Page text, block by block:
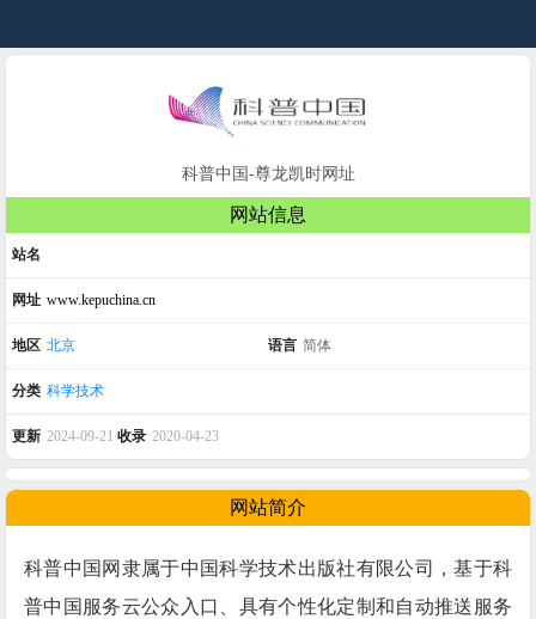
科普中国-尊龙凯时网址
网站信息
站名
网址 www.kepuchina.cn
地区 北京 语言 简体
分类 科学技术
更新 2024-09-21 收录 2020-04-23
网站简介
科普中国网隶属于中国科学技术出版社有限公司，基于科
普中国服务云公众入口、具有个性化定制和自动推送服务